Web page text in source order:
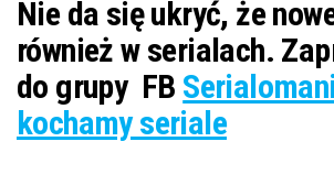
Nie da się ukryć, że
również w serialach.
do grupy FB
kochamy seriale